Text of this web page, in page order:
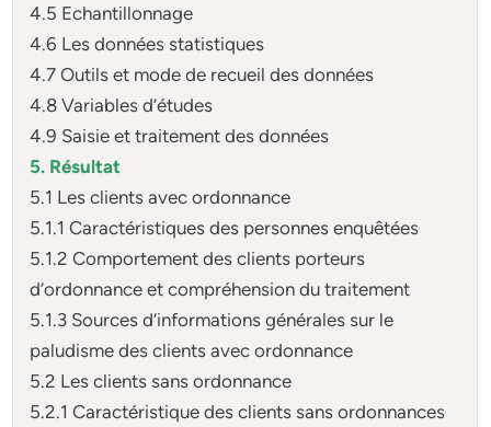
4.5 Echantillonnage
4.6 Les données statistiques
4.7 Outils et mode de recueil des données
4.8 Variables d’études
4.9 Saisie et traitement des données
5. Résultat
5.1 Les clients avec ordonnance
5.1.1 Caractéristiques des personnes enquêtées
5.1.2 Comportement des clients porteurs
d’ordonnance et compréhension du traitement
5.1.3 Sources d’informations générales sur le
paludisme des clients avec ordonnance
5.2 Les clients sans ordonnance
5.2.1 Caractéristique des clients sans ordonnances